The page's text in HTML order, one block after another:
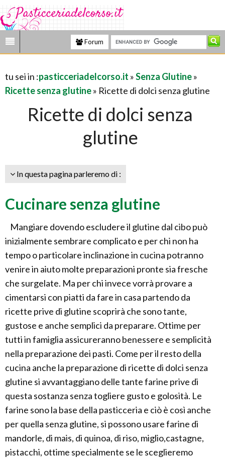
Forum
tu sei in :pasticceriadelcorso.it »Senza Glutine»
Ricette senza glutine» Ricette di dolci senza glutine
Ricette di dolci senza
glutine
In questa pagina parleremo di :
Cucinare senza glutine
Mangiare dovendo escludere il glutine dal cibo può
inizialmente sembrare complicato e per chi non ha
tempo o particolare inclinazione in cucina potranno
venire in aiuto molte preparazioni pronte sia fresche
che surgelate. Ma per chi invece vorrà provare a
cimentarsi con piatti da fare in casa partendo da
ricette prive di glutine scoprirà che sono tante,
gustose e anche semplici da preparare. Ottime per
tutti in famiglia assicureranno benessere e semplicità
nella preparazione dei pasti. Come per il resto della
cucina anche la preparazione di ricette di dolci senza
glutine si avvantaggiano delle tante farine prive di
questa sostanza senza togliere gusto e golosità. Le
farine sono la base della pasticceria e ciò è così anche
per quella senza glutine, si possono usare farine di
mandorle, di mais, di quinoa, di riso, miglio,castagne,
pistacchi, ottime specialmente se le sceglieremo